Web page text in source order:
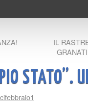
IL
STATO”.